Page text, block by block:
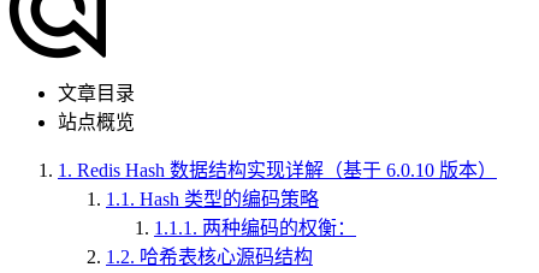
文章目录
站点概览
1. Redis Hash 数据结构实现详解（基于 6.0.10 版本）
1.1. Hash 类型的编码策略
1.1.1. 两种编码的权衡：
1.2. 哈希表核心源码结构